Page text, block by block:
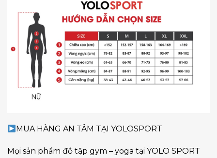
MUA HÀNG AN TÂM TẠI YOLOSPORT
Mọi sản phẩm đồ tập gym – yoga tại YOLO SPORT